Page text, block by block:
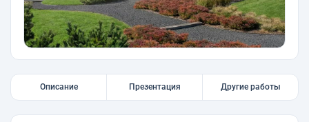
Описание Презентация Другие работы